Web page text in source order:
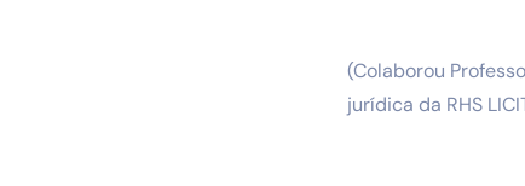
(Colaborou
jurídica da RHS